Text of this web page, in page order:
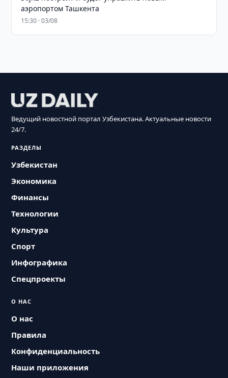
аэропортом Ташкента
15:30 · 03/08
Ведущий новостной портал Узбекистана. Актуальные новости
24/7.
РАЗДЕЛЫ
Узбекистан
Экономика
Финансы
Технологии
Культура
Спорт
Инфографика
Спецпроекты
О НАС
О нас
Правила
Конфиденциальность
Наши приложения